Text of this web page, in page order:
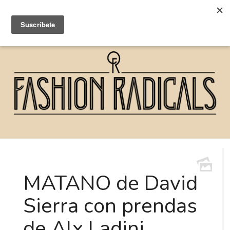
MATANO de David
Sierra con prendas